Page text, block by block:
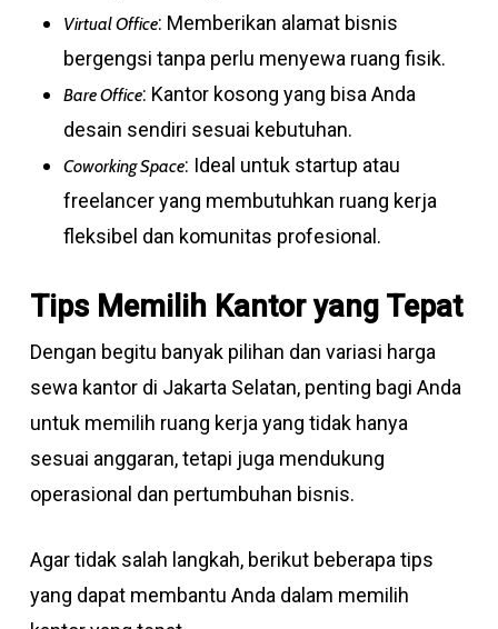
Virtual Office: Memberikan alamat bisnis
bergengsi tanpa perlu menyewa ruang fisik.
Bare Office: Kantor kosong yang bisa Anda
desain sendiri sesuai kebutuhan.
Coworking Space: Ideal untuk startup atau
freelancer yang membutuhkan ruang kerja
fleksibel dan komunitas profesional.
Tips Memilih Kantor yang Tepat
Dengan begitu banyak pilihan dan variasi harga
sewa kantor di Jakarta Selatan, penting bagi Anda
untuk memilih ruang kerja yang tidak hanya
sesuai anggaran, tetapi juga mendukung
operasional dan pertumbuhan bisnis.
Agar tidak salah langkah, berikut beberapa tips
yang dapat membantu Anda dalam memilih